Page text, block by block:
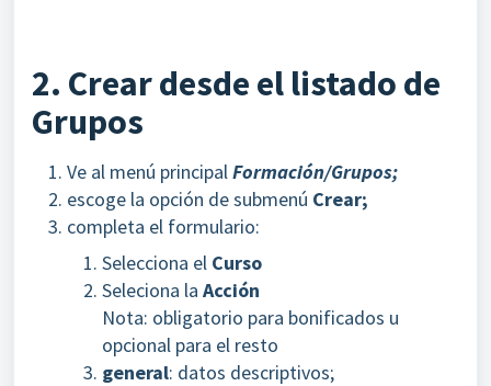
2. Crear desde el listado de
Grupos
Ve al menú principalFormación/Grupos;
escoge la opción de submenú Crear;
completa el formulario:
Selecciona el Curso
Seleciona la Acción
Nota: obligatorio para bonificados u
opcional para el resto
general: datos descriptivos;